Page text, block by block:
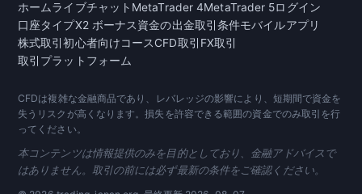
ホームライブチャット MetaTrader 4MetaTrader 5ログイン
口座タイプX2 ボーナス資金の出金取引条件モバイルアプリ
株式取引初心者向けコースCFD取引 FX取引
取引プラットフォーム
CFDは複雑な金融商品であり、レバレッジの影響により、短期間で資金を
失うリスクが高くなります。損失を許容できる範囲の資金でのみ取引を行
ってください。
本コンテンツは情報提供のみを目的としており、金融アドバイスで
はありません。取引の前には必ず最新の条件をご確認ください。